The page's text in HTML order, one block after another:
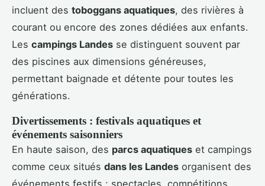
incluent des toboggans aquatiques, des rivières à
courant ou encore des zones dédiées aux enfants.
Les campings Landes se distinguent souvent par
des piscines aux dimensions généreuses,
permettant baignade et détente pour toutes les
générations.
Divertissements : festivals aquatiques et
événements saisonniers
En haute saison, des parcs aquatiques et campings
comme ceux situés dans les Landes organisent des